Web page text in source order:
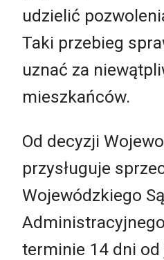
udzielić
Taki przebieg
uznać za
mieszkańców.
Od decyzji
przysługuje
Wojewódzkiego
terminie 14 dni